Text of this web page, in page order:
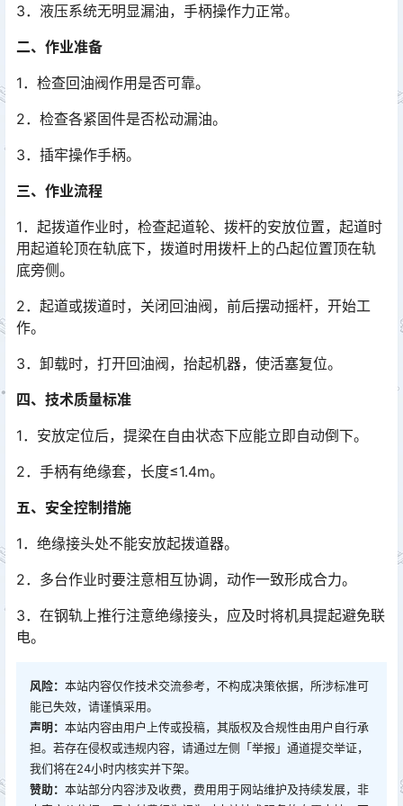
3．液压系统无明显漏油，手柄操作力正常。
二、作业准备
1．检查回油阀作用是否可靠。
2．检查各紧固件是否松动漏油。
3．插牢操作手柄。
三、作业流程
1．起拨道作业时，检查起道轮、拨杆的安放位置，起道时
用起道轮顶在轨底下，拨道时用拨杆上的凸起位置顶在轨
底旁侧。
2．起道或拨道时，关闭回油阀，前后摆动摇杆，开始工
作。
3．卸载时，打开回油阀，抬起机器，使活塞复位。
四、技术质量标准
1．安放定位后，提梁在自由状态下应能立即自动倒下。
2．手柄有绝缘套，长度≤1.4m。
五、安全控制措施
1．绝缘接头处不能安放起拨道器。
2．多台作业时要注意相互协调，动作一致形成合力。
3．在钢轨上推行注意绝缘接头，应及时将机具提起避免联
电。
风险： 本站内容仅作技术交流参考，不构成决策依据，所涉标准可
能已失效，请谨慎采用。
声明： 本站内容由用户上传或投稿，其版权及合规性由用户自行承
担。若存在侵权或违规内容，请通过左侧「举报」通道提交举证，
我们将在24小时内核实并下架。
赞助： 本站部分内容涉及收费，费用用于网站维护及持续发展，非